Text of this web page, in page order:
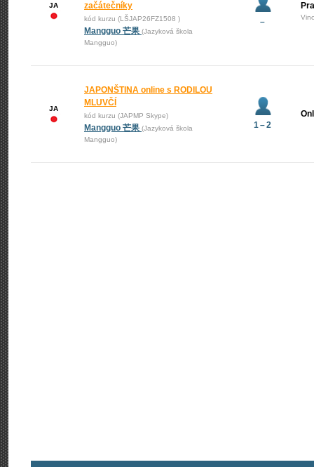
JA
začátečníky
kód kurzu (LŠJAP26FZ1508 )
Mangguo 芒果 (Jazyková škola
Mangguo)
–
JA
JAPONŠTINA online s RODILOU
MLUVČÍ
kód kurzu (JAPMP Skype)
Mangguo 芒果 (Jazyková škola
Mangguo)
1 – 2